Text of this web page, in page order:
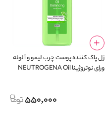
ژل پاک کننده پوست چرب لیمو و آلوئه
ورای نوتروژینا NEUTROGENA Oil
550,000